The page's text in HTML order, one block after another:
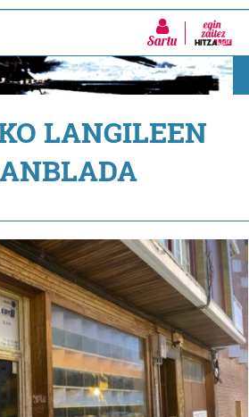
Sartu
LANGILEEN